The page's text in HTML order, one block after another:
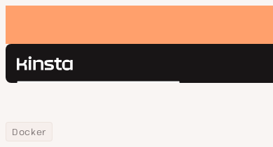
Kinsta®
検
Home
リソースセンター
Docker
Dockerイメージ、ボリューム、コンテナを簡単に削除する方法